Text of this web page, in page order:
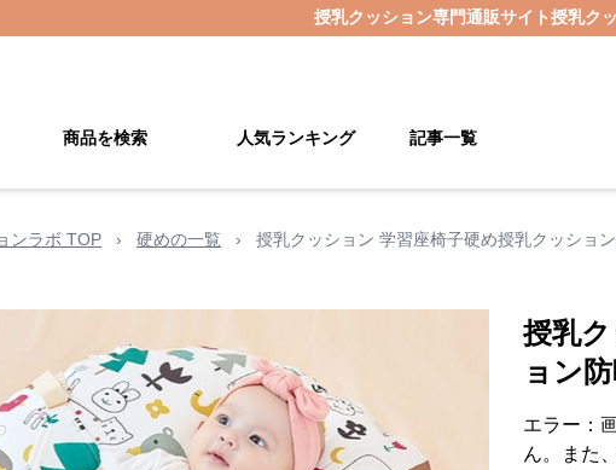
授乳クッション専門通販サイト授乳ク
商品を検索 人気ランキング 記事一覧
ンラボ TOP › 硬めの一覧 › 授乳クッション 学習座椅子硬め授乳クッショ
授乳
ョン
エラー：
ん。また